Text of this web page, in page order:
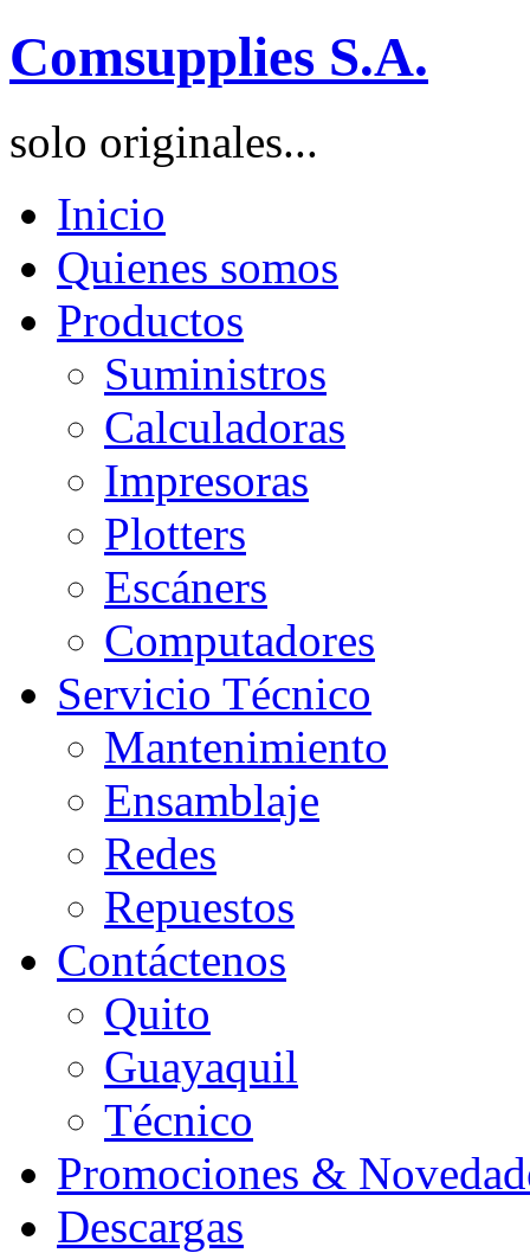
Comsupplies S.A.
solo originales...
Inicio
Quienes somos
Productos
Suministros
Calculadoras
Impresoras
Plotters
Escáners
Computadores
Servicio Técnico
Mantenimiento
Ensamblaje
Redes
Repuestos
Contáctenos
Quito
Guayaquil
Técnico
Promociones &
Descargas